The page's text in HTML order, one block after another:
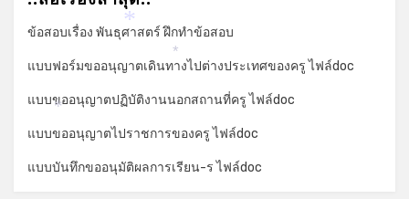
ข้อสอบเรื่อง พันธุศาสตร์ ฝึกทำข้อสอบ
แบบฟอร์มขออนุญาตเดินทางไปต่างประเทศของครู ไฟล์doc
แบบขออนุญาตปฏิบัติงานนอกสถานที่ครู ไฟล์doc
แบบขออนุญาตไปราชการของครู ไฟล์doc
แบบบันทึกขออนุมัติผลการเรียน-ร ไฟล์doc
*
*